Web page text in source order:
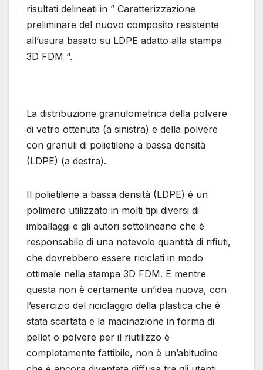
risultati delineati in ” Caratterizzazione
preliminare del nuovo composito resistente
all’usura basato su LDPE adatto alla stampa
3D FDM “.
La distribuzione granulometrica della polvere
di vetro ottenuta (a sinistra) e della polvere
con granuli di polietilene a bassa densità
(LDPE) (a destra).
Il polietilene a bassa densità (LDPE) è un
polimero utilizzato in molti tipi diversi di
imballaggi e gli autori sottolineano che è
responsabile di una notevole quantità di rifiuti,
che dovrebbero essere riciclati in modo
ottimale nella stampa 3D FDM. E mentre
questa non è certamente un’idea nuova, con
l’esercizio del riciclaggio della plastica che è
stata scartata e la macinazione in forma di
pellet o polvere per il riutilizzo è
completamente fattibile, non è un’abitudine